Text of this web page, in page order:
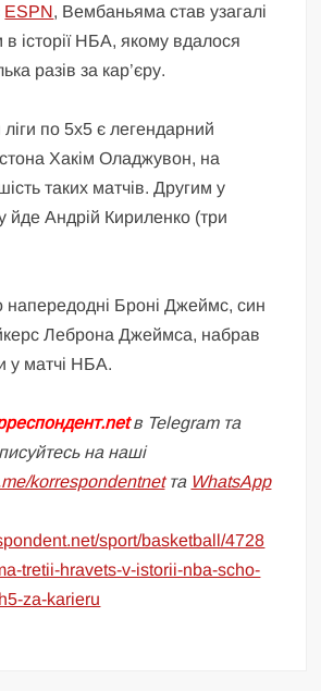
ESPN, Вембаньяма став узагалі
в історії НБА, якому вдалося
разів за кар’єру.
по 5х5 є легендарний
Хакім Оладжувон, на
таких матчів. Другим у
йде Андрій Кириленко (три
Броні Джеймс, син
Леброна Джеймса, набрав
у матчі НБА.
в Telegram та
на наші
korrespondentnetта WhatsApp
sport/basketball/4728
tretii-hravets-v-istorii-nba-scho-
za-karieru